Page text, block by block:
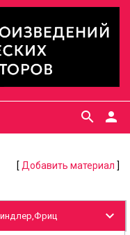
person
search
[ Добавить материал ]